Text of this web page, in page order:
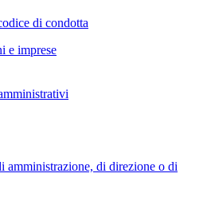
di condotta
e imprese
di direzione o di